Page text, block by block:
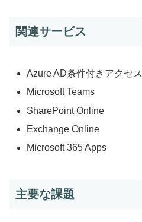
関連サービス
Azure AD条件付きアクセス
Microsoft Teams
SharePoint Online
Exchange Online
Microsoft 365 Apps
主要な課題